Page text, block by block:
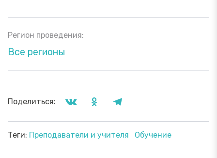
Регион проведения:
Все регионы
Поделиться:
Теги: Преподаватели и учителя Обучение